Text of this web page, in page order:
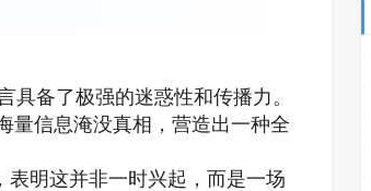
备了极强的迷惑性和传播力。
量信息淹没真相，营造出一种全
明这并非一时兴起，而是一场